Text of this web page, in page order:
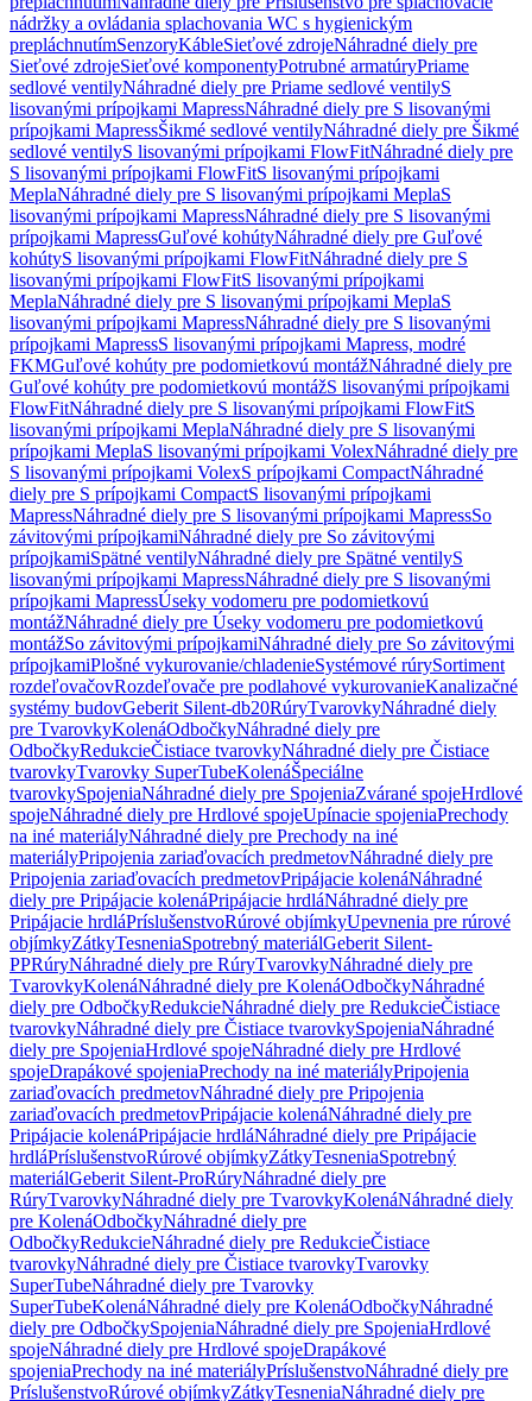
nádržky a ovládania splachovania WC s hygienickým
prepláchnutímSenzoryKábleSieťové zdrojeNáhradné diely pre
Sieťové zdrojeSieťové komponentyPotrubné armatúryPriame
sedlové ventilyNáhradné diely pre Priame sedlové ventilyS
lisovanými prípojkami MapressNáhradné diely pre S lisovanými
prípojkami MapressŠikmé sedlové ventilyNáhradné diely pre Šikmé
sedlové ventilyS lisovanými prípojkami FlowFitNáhradné diely pre
S lisovanými prípojkami FlowFitS lisovanými prípojkami
MeplaNáhradné diely pre S lisovanými prípojkami MeplaS
lisovanými prípojkami MapressNáhradné diely pre S lisovanými
prípojkami MapressGuľové kohútyNáhradné diely pre Guľové
kohútyS lisovanými prípojkami FlowFitNáhradné diely pre S
lisovanými prípojkami FlowFitS lisovanými prípojkami
MeplaNáhradné diely pre S lisovanými prípojkami MeplaS
lisovanými prípojkami MapressNáhradné diely pre S lisovanými
prípojkami MapressS lisovanými prípojkami Mapress, modré
FKMGuľové kohúty pre podomietkovú montážNáhradné diely pre
Guľové kohúty pre podomietkovú montážS lisovanými prípojkami
FlowFitNáhradné diely pre S lisovanými prípojkami FlowFitS
lisovanými prípojkami MeplaNáhradné diely pre S lisovanými
prípojkami MeplaS lisovanými prípojkami VolexNáhradné diely pre
S lisovanými prípojkami VolexS prípojkami CompactNáhradné
diely pre S prípojkami CompactS lisovanými prípojkami
MapressNáhradné diely pre S lisovanými prípojkami MapressSo
závitovými prípojkamiNáhradné diely pre So závitovými
prípojkamiSpätné ventilyNáhradné diely pre Spätné ventilyS
lisovanými prípojkami MapressNáhradné diely pre S lisovanými
prípojkami MapressÚseky vodomeru pre podomietkovú
montážNáhradné diely pre Úseky vodomeru pre podomietkovú
montážSo závitovými prípojkamiNáhradné diely pre So závitovými
prípojkamiPlošné vykurovanie/chladenieSystémové rúrySortiment
rozdeľovačovRozdeľovače pre podlahové vykurovanieKanalizačné
systémy budovGeberit Silent-db20RúryTvarovkyNáhradné diely
pre TvarovkyKolenáOdbočkyNáhradné diely pre
OdbočkyRedukcieČistiace tvarovkyNáhradné diely pre Čistiace
tvarovkyTvarovky SuperTubeKolenáŠpeciálne
tvarovkySpojeniaNáhradné diely pre SpojeniaZvárané spojeHrdlové
spojeNáhradné diely pre Hrdlové spojeUpínacie spojeniaPrechody
na iné materiályNáhradné diely pre Prechody na iné
materiályPripojenia zariaďovacích predmetovNáhradné diely pre
Pripojenia zariaďovacích predmetovPripájacie kolenáNáhradné
diely pre Pripájacie kolenáPripájacie hrdláNáhradné diely pre
Pripájacie hrdláPríslušenstvoRúrové objímkyUpevnenia pre rúrové
objímkyZátkyTesneniaSpotrebný materiálGeberit Silent-
PPRúryNáhradné diely pre RúryTvarovkyNáhradné diely pre
TvarovkyKolenáNáhradné diely pre KolenáOdbočkyNáhradné
diely pre OdbočkyRedukcieNáhradné diely pre RedukcieČistiace
tvarovkyNáhradné diely pre Čistiace tvarovkySpojeniaNáhradné
diely pre SpojeniaHrdlové spojeNáhradné diely pre Hrdlové
spojeDrapákové spojeniaPrechody na iné materiályPripojenia
zariaďovacích predmetovNáhradné diely pre Pripojenia
zariaďovacích predmetovPripájacie kolenáNáhradné diely pre
Pripájacie kolenáPripájacie hrdláNáhradné diely pre Pripájacie
hrdláPríslušenstvoRúrové objímkyZátkyTesneniaSpotrebný
materiálGeberit Silent-ProRúryNáhradné diely pre
RúryTvarovkyNáhradné diely pre TvarovkyKolenáNáhradné diely
pre KolenáOdbočkyNáhradné diely pre
OdbočkyRedukcieNáhradné diely pre RedukcieČistiace
tvarovkyNáhradné diely pre Čistiace tvarovkyTvarovky
SuperTubeNáhradné diely pre Tvarovky
SuperTubeKolenáNáhradné diely pre KolenáOdbočkyNáhradné
diely pre OdbočkySpojeniaNáhradné diely pre SpojeniaHrdlové
spojeNáhradné diely pre Hrdlové spojeDrapákové
spojeniaPrechody na iné materiályPríslušenstvoNáhradné diely pre
PríslušenstvoRúrové objímkyZátkyTesneniaNáhradné diely pre